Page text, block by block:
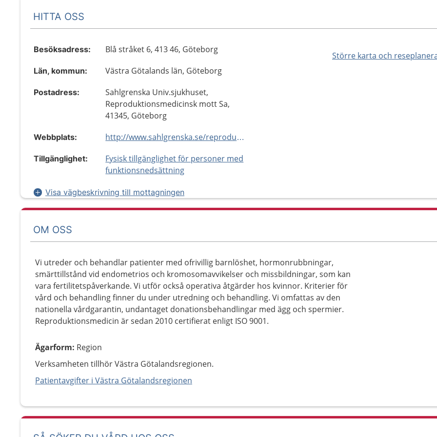
HITTA OSS
Större karta och
Besöksadress: Blå stråket 6, 413 46, Göteborg
Län, kommun: Västra Götalands län, Göteborg
Postadress:
Sahlgrenska Univ.sjukhuset,
Reproduktionsmedicinsk mott Sa,
41345, Göteborg
Webbplats: http://www.sahlgrenska.se/reproduktionsmedicin
Tillgänglighet:
Fysisk tillgänglighet för personer med
funktionsnedsättning
Visa vägbeskrivning till mottagningen
OM OSS
Vi utreder och behandlar patienter med ofrivillig barnlöshet, hormonrubbningar,
smärttillstånd vid endometrios och kromosomavvikelser och missbildningar, som kan
vara fertilitetspåverkande. Vi utför också operativa åtgärder hos kvinnor. Kriterier för
vård och behandling finner du under utredning och behandling. Vi omfattas av den
nationella vårdgarantin, undantaget donationsbehandlingar med ägg och spermier.
Reproduktionsmedicin är sedan 2010 certifierat enligt ISO 9001.
Ägarform: Region
Verksamheten tillhör Västra Götalandsregionen.
Patientavgifter i Västra Götalandsregionen